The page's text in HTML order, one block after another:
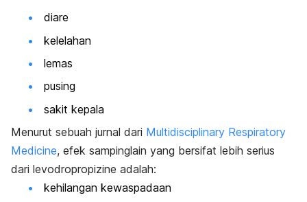
diare
kelelahan
lemas
pusing
sakit kepala
Menurut sebuah jurnal dari Multidisciplinary Respiratory
Medicine, efek sampinglain yang bersifat lebih serius
dari levodropropizine adalah:
kehilangan kewaspadaan